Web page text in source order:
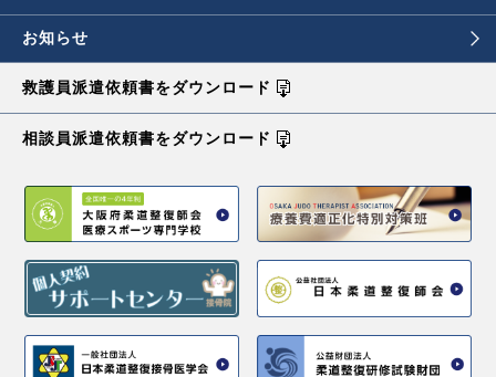
お知らせ
救護員派遣依頼書をダウンロード
相談員派遣依頼書をダウンロード